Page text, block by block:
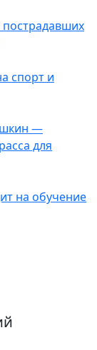
спорт и
—
для
на обучение